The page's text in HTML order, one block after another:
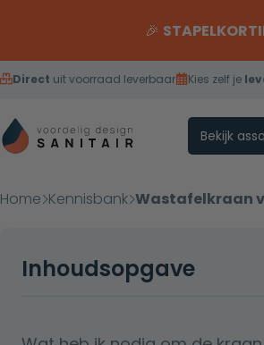
🎉
Direct uit voorraad leverbaar Kies zelf je
Bekijk
Home Kennisbank Wastafelkraan
Inhoudsopgave